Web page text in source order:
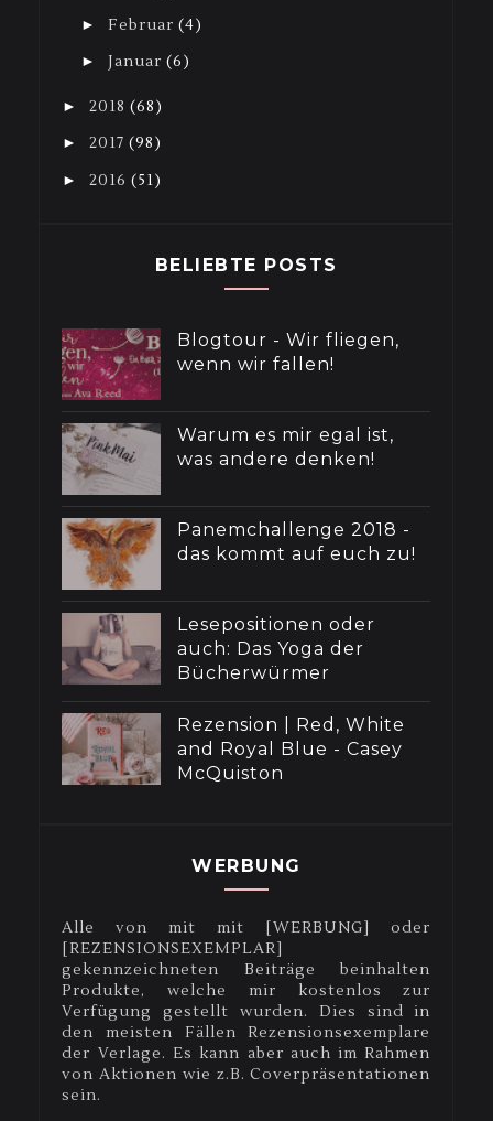
► Februar(4)
►Januar(6)
►2018(68)
►2017(98)
►2016(51)
BELIEBTE POSTS
Blogtour - Wir fliegen,
wenn wir fallen!
Warum es mir egal ist,
was andere denken!
Panemchallenge 2018 -
das kommt auf euch zu!
Lesepositionen oder
auch: Das Yoga der
Bücherwürmer
Rezension | Red, White
and Royal Blue - Casey
McQuiston
WERBUNG
Alle von mit mit [WERBUNG] oder
[REZENSIONSEXEMPLAR]
gekennzeichneten Beiträge beinhalten
Produkte, welche mir kostenlos zur
Verfügung gestellt wurden. Dies sind in
den meisten Fällen Rezensionsexemplare
der Verlage. Es kann aber auch im Rahmen
von Aktionen wie z.B. Coverpräsentationen
sein.